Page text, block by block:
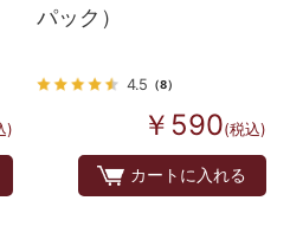
)
パック）
4.5 （8）
￥590(税込)
カートに入れる